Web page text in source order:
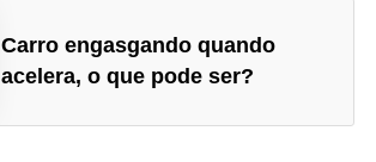
Carro engasgando quando
acelera, o que pode ser?